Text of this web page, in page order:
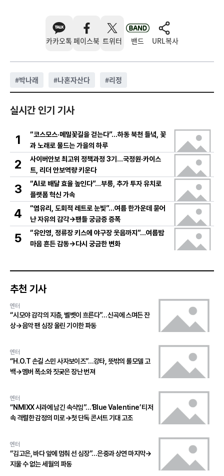
카카오톡 페이스북 트위터 밴드 URL복사
#박나래 #나혼자산다 #리정
실시간 인기 기사
1
“코스모스·메밀꽃길을 걷는다”…하동 북천 들녘, 꽃
과 노래로 물드는 가을의 하루
2
사이버안보 최고위 정책과정 3기…국정원·카이스
트, 리더 안보역량 키운다
3
“AI로 배달 효율 높인다”…부릉, 추가 투자 유치로
플랫폼 혁신 가속
4
“염유리, 도회적 레트로 눈빛”…여름 한가운데 묻어
난 자유의 감각→팬들 궁금증 증폭
5
“유인영, 정류장 키스에 야구장 웃음까지”…여름밤
마음 흔든 감동→다시 궁금한 변화
추천 기사
엔터
“시모야 감각의 지층, 벨벳이 흐른다”…신곡에 스며든 잔
상→음악 팬 심장 울린 기이한 파동
엔터
“H.O.T 손길 스민 사자보이즈”…강타, 뜻밖의 롤모델 고
백→멤버 폭소와 짓궂은 장난 번져
엔터
“NMIXX 사과에 남긴 속삭임”…‘Blue Valentine’ 티저
속 격렬한 감정의 미로→첫 단독 콘서트 기대 고조
엔터
“김고은, 바다 앞에 멈춰 선 심장”…은중과 상연 마지막→
지울 수 없는 세월의 파동